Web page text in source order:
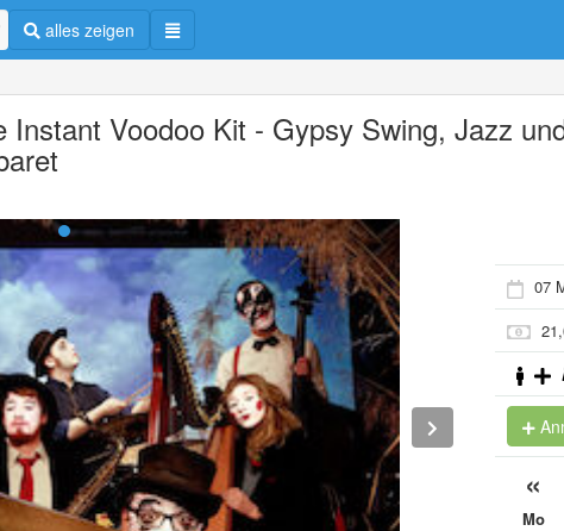
alles zeigen
Instant Voodoo Kit - Gypsy Swing, Jazz
07
«
Mo